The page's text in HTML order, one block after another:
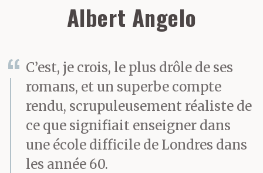
Albert Angelo
C’est, je crois, le plus drôle de ses
romans, et un superbe compte
rendu, scrupuleusement réaliste de
ce que signifiait enseigner dans
une école difficile de Londres dans
les année 60.